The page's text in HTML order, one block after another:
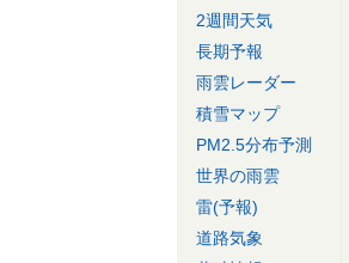
2週間天気
長期予報
雨雲レーダー
積雪マップ
PM2.5分布予測
世界の雨雲
雷(予報)
道路気象